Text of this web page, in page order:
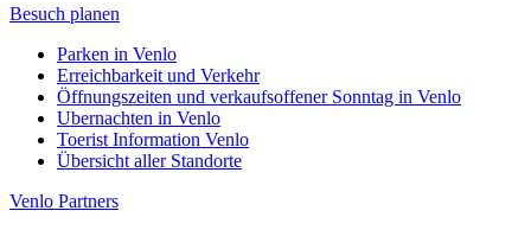
Besuch planen
Parken in Venlo
Erreichbarkeit und Verkehr
Öffnungszeiten und verkaufsoffener Sonntag in Venlo
Ubernachten in Venlo
Toerist Information Venlo
Übersicht aller Standorte
Venlo Partners